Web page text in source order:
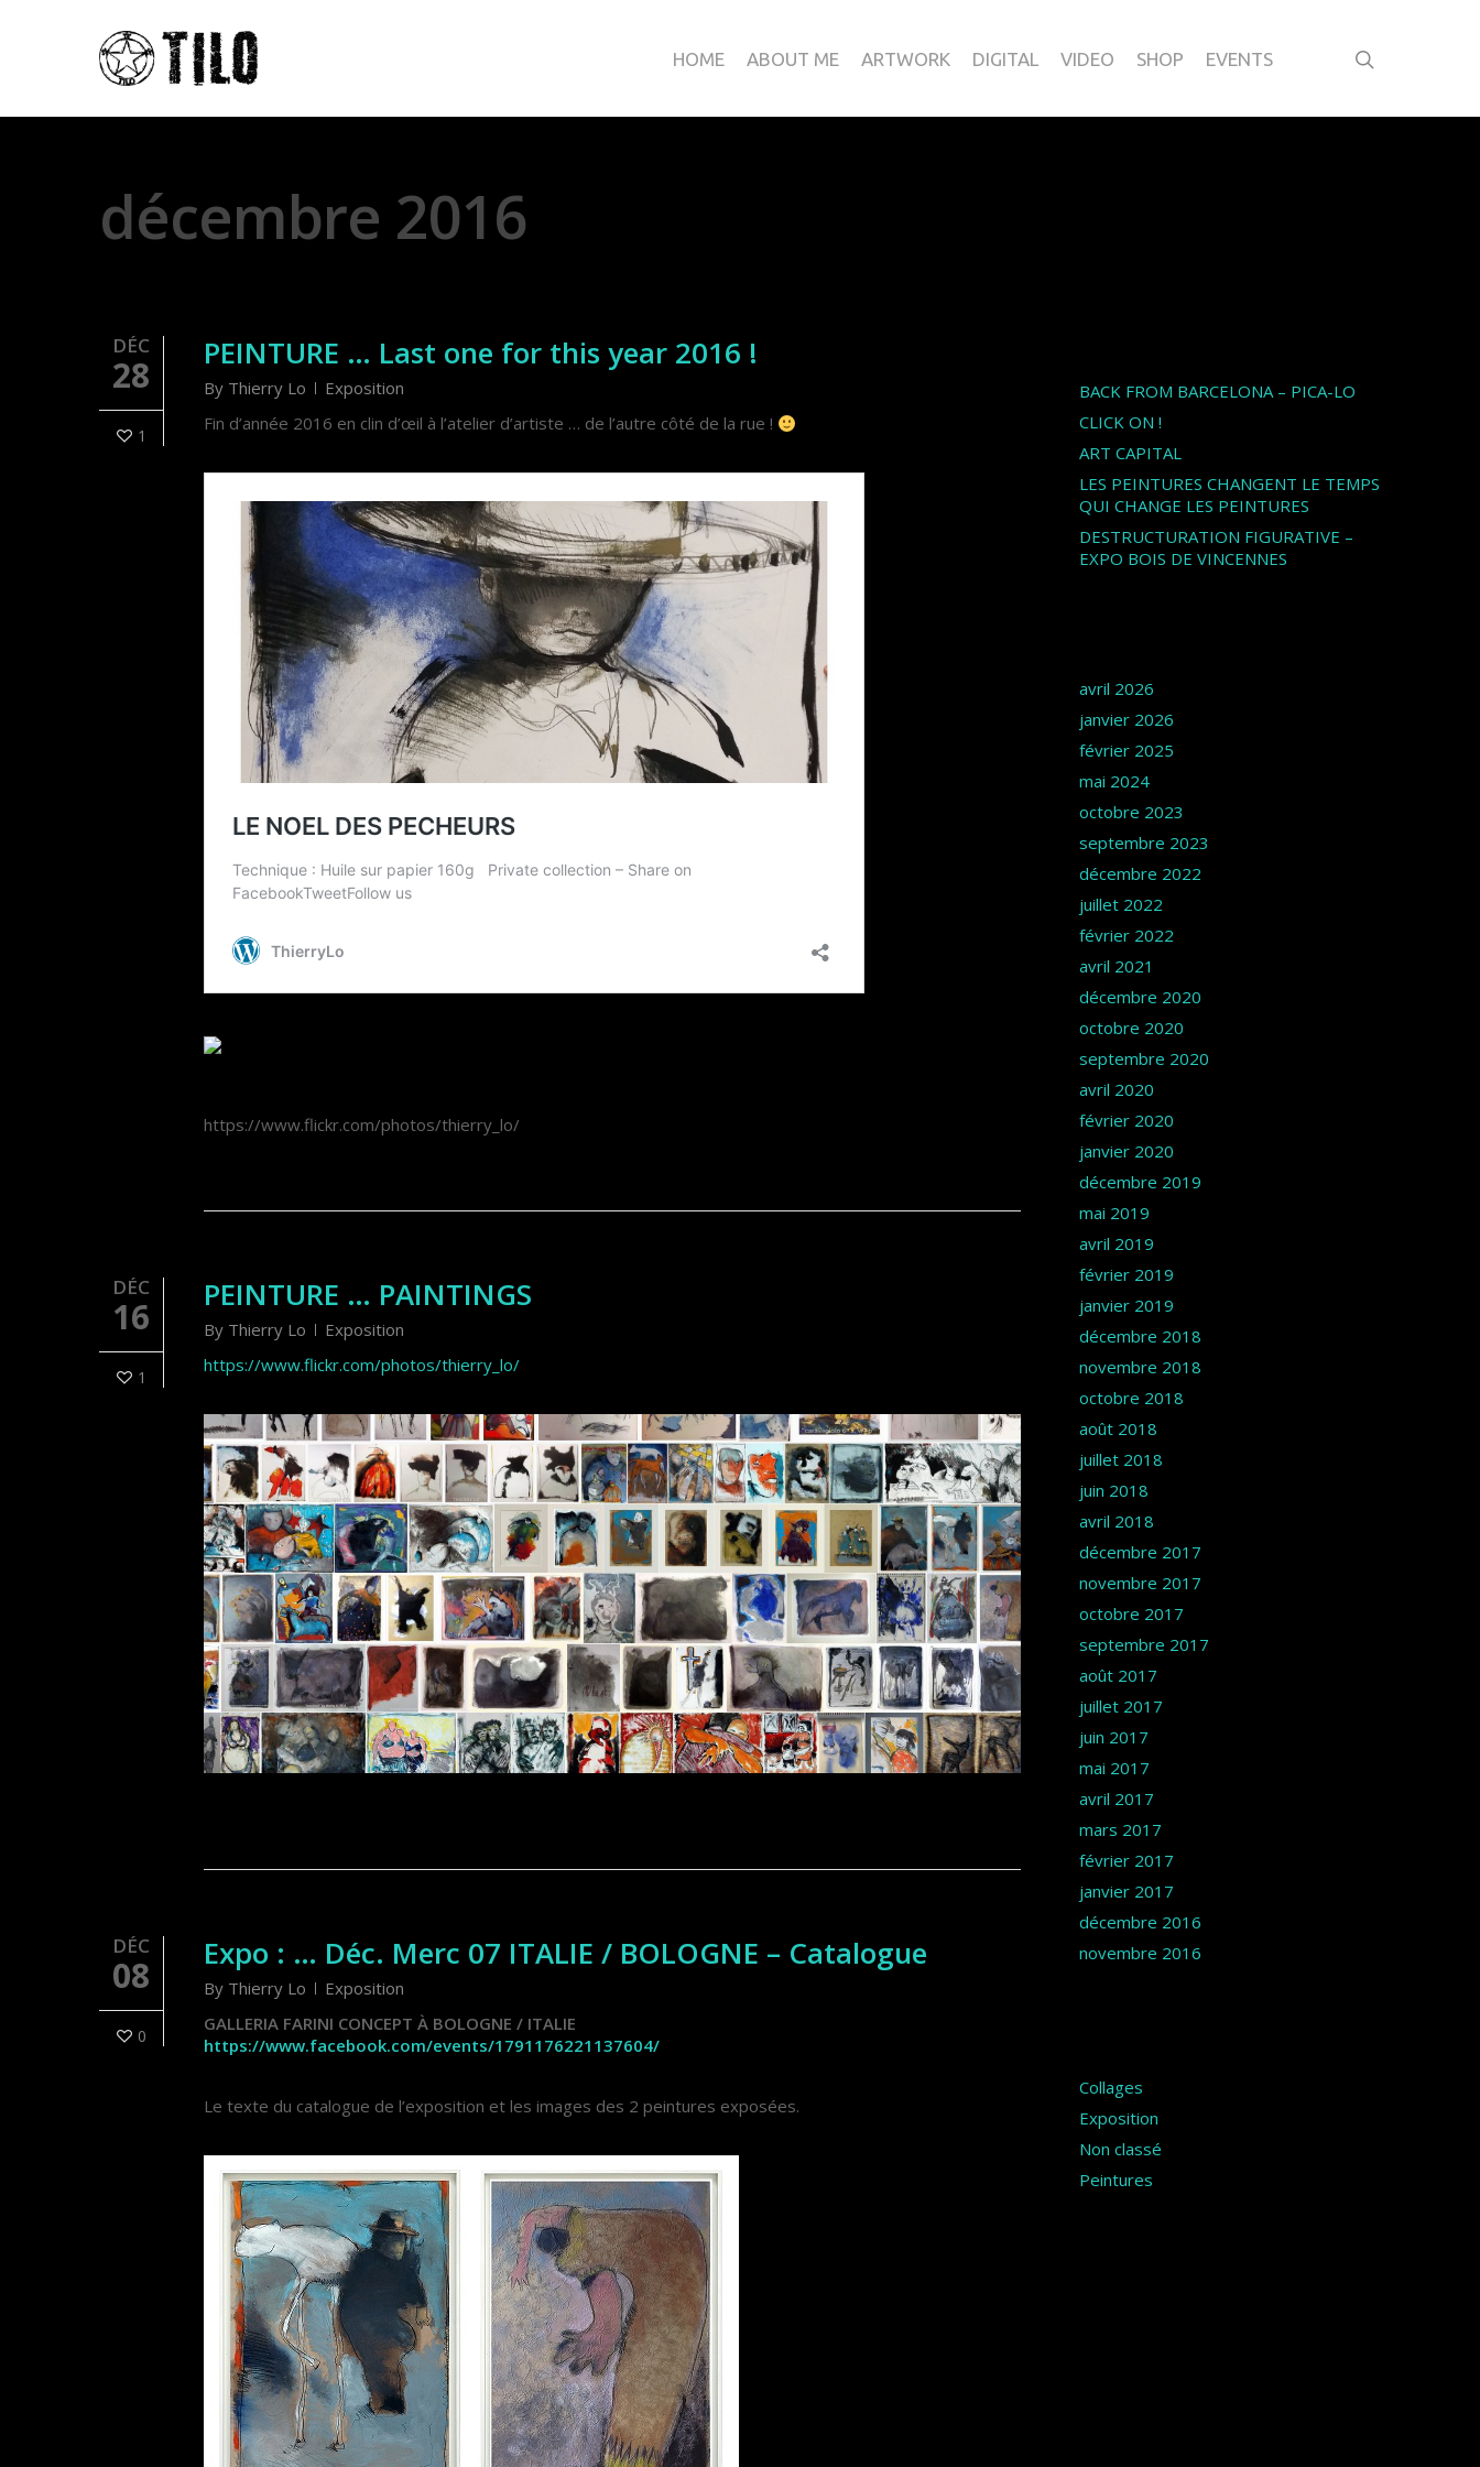
HOME ABOUT ME ARTWORK DIGITAL VIDEO SHOP EVENTS
décembre 2016
DÉC
28
1
PEINTURE … Last one for this year 2016 !
By Thierry Lo
Exposition
Fin d’année 2016 en clin d’œil à l’atelier d’artiste … de l’autre côté de la rue !
https://www.flickr.com/photos/thierry_lo/
DÉC
16
1
PEINTURE … PAINTINGS
By Thierry Lo
Exposition
https://www.flickr.com/photos/thierry_lo/
DÉC
08
0
Expo : … Déc. Merc 07 ITALIE / BOLOGNE – Catalogue
By Thierry Lo
Exposition
GALLERIA FARINI CONCEPT À BOLOGNE / ITALIE
https://www.facebook.com/events/1791176221137604/
Le texte du catalogue de l’exposition et les images des 2 peintures exposées.
BACK FROM BARCELONA – PICA-LO
CLICK ON !
ART CAPITAL
LES PEINTURES CHANGENT LE TEMPS
QUI CHANGE LES PEINTURES
DESTRUCTURATION FIGURATIVE –
EXPO BOIS DE VINCENNES
avril 2026
janvier 2026
février 2025
mai 2024
octobre 2023
septembre 2023
décembre 2022
juillet 2022
février 2022
avril 2021
décembre 2020
octobre 2020
septembre 2020
avril 2020
février 2020
janvier 2020
décembre 2019
mai 2019
avril 2019
février 2019
janvier 2019
décembre 2018
novembre 2018
octobre 2018
août 2018
juillet 2018
juin 2018
avril 2018
décembre 2017
novembre 2017
octobre 2017
septembre 2017
août 2017
juillet 2017
juin 2017
mai 2017
avril 2017
mars 2017
février 2017
janvier 2017
décembre 2016
novembre 2016
Collages
Exposition
Non classé
Peintures